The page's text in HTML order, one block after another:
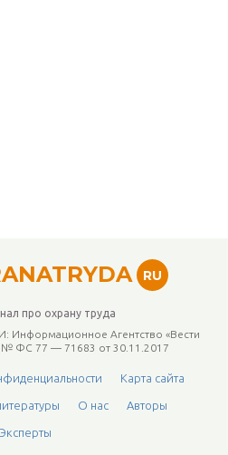
RU
про охрану труда
Информационное Агентство «Вести
№ ФС 77 — 71683 от 30.11.2017
Карта сайта
О нас Авторы
Эксперты